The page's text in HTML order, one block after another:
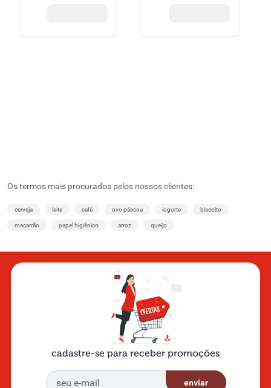
Os termos mais procurados pelos nossos clientes:
cerveja leite café ovo páscoa iogurte biscoito
macarrão papel higiênico arroz queijo
cadastre-se para receber promoções
enviar